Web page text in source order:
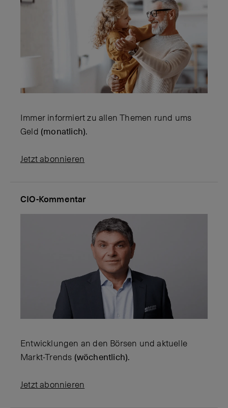
Immer informiert zu allen Themen rund ums
Geld (monatlich).
Jetzt abonnieren
CIO-Kommentar
Entwicklungen an den Börsen und aktuelle
Markt-Trends (wöchentlich).
Jetzt abonnieren